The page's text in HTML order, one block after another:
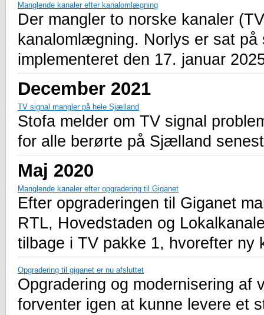
Manglende kanaler efter kanalomlægning
Der mangler to norske kanaler
kanalomlægning. Norlys er sat
implementeret den 17. januar
December 2021
TV signal mangler på hele Sjælland
Stofa melder om TV signal
for alle berørte på Sjælland
Maj 2020
Manglende kanaler efter opgradering til Giganet
Efter opgraderingen til Giganet
RTL, Hovedstaden og
tilbage i TV pakke 1, hvorefter ny
Opgradering til giganet er nu afsluttet
Opgradering og modernisering af
forventer igen at kunne levere et